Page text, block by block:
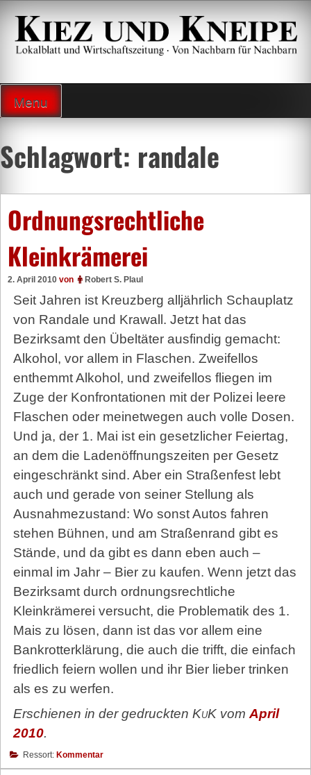
Zum
Inhalt
springen
Menu
Schlagwort: randale
Ordnungsrechtliche
Kleinkrämerei
2. April 2010 von Robert S. Plaul
Seit Jahren ist Kreuzberg alljährlich Schauplatz
von Randale und Krawall. Jetzt hat das
Bezirksamt den Übeltäter ausfindig gemacht:
Alkohol, vor allem in Flaschen. Zweifellos
enthemmt Alkohol, und zweifellos fliegen im
Zuge der Konfrontationen mit der Polizei leere
Flaschen oder meinetwegen auch volle Dosen.
Und ja, der 1. Mai ist ein gesetzlicher Feiertag,
an dem die Ladenöffnungszeiten per Gesetz
eingeschränkt sind. Aber ein Straßenfest lebt
auch und gerade von seiner Stellung als
Ausnahmezustand: Wo sonst Autos fahren
stehen Bühnen, und am Straßenrand gibt es
Stände, und da gibt es dann eben auch –
einmal im Jahr – Bier zu kaufen. Wenn jetzt das
Bezirksamt durch ordnungsrechtliche
Kleinkrämerei versucht, die Problematik des 1.
Mais zu lösen, dann ist das vor allem eine
Bankrotterklärung, die auch die trifft, die einfach
friedlich feiern wollen und ihr Bier lieber trinken
als es zu werfen.
Erschienen in der gedruckten KuKvom April
2010.
Ressort: Kommentar